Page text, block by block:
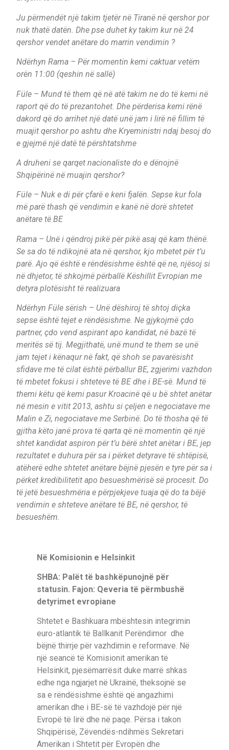
Ju përmendët një takim tjetër në Tiranë në qershor por
nuk thatë datën. Dhe pse duhet ky takim kur në 24
qershor vendet anëtare do marrin vendimin ?
Ndërhyn Rama – Për momentin kemi caktuar vetëm
orën 11:00 (qeshin në sallë)
Füle – Mund të them që në atë takim ne do të kemi në
raport që do të prezantohet. Dhe përderisa kemi rënë
dakord që do arrihet një datë unë jam i lirë në fillim të
muajit qershor po ashtu dhe Kryeministri ndaj besoj do
e gjejmë një datë të përshtatshme
A druheni se qarqet nacionaliste do e dënojnë
Shqipërinë në muajin qershor?
Füle – Nuk e di për çfarë e keni fjalën. Sepse kur fola
më parë thash që vendimin e kanë në dorë shtetet
anëtare të BE
Rama – Unë i qëndroj pikë për pikë asaj që kam thënë.
Se sa do të ndikojnë ata në qershor, kjo mbetet për t’u
parë. Ajo që është e rëndësishme është që ne, njësoj si
në dhjetor, të shkojmë përballë Këshillit Evropian me
detyra plotësisht të realizuara
Ndërhyn Füle sërish – Unë dëshiroj të shtoj diçka
sepse është tejet e rëndësishme. Ne gjykojmë çdo
partner, çdo vend aspirant apo kandidat, në bazë të
meritës së tij. Megjithatë, unë mund te them se unë
jam tejet i kënaqur në fakt, që shoh se pavarësisht
sfidave me të cilat është përballur BE, zgjerimi vazhdon
të mbetet fokusi i shteteve të BE dhe i BE-së. Mund të
themi këtu që kemi pasur Kroacinë që u bë shtet anëtar
në mesin e vitit 2013, ashtu si çeljen e negociatave me
Malin e Zi, negociatave me Serbinë. Do të thosha që të
gjitha këto janë prova të qarta që në momentin që një
shtet kandidat aspiron për t’u bërë shtet anëtar i BE, jep
rezultatet e duhura për sa i përket detyrave të shtëpisë,
atëherë edhe shtetet anëtare bëjnë pjesën e tyre për sa i
përket kredibilitetit apo besueshmërisë së procesit. Do
të jetë besueshmëria e përpjekjeve tuaja që do ta bëjë
vendimin e shteteve anëtare të BE, në qershor, të
besueshëm.
Në Komisionin e Helsinkit
SHBA: Palët të bashkëpunojnë për
statusin. Fajon: Qeveria të përmbushë
detyrimet evropiane
Shtetet e Bashkuara mbështesin integrimin
euro-atlantik të Ballkanit Perëndimor dhe
bëjnë thirrje për vazhdimin e reformave. Në
një seancë të Komisionit amerikan të
Helsinkit, pjesëmarrësit duke marrë shkas
edhe nga ngjarjet në Ukrainë, theksojnë se
sa e rëndësishme është që angazhimi
amerikan dhe i BE-së të vazhdojë për një
Evropë të lirë dhe në paqe. Përsa i takon
Shqipërisë, Zëvendës-ndihmës Sekretari
Amerikan i Shtetit për Evropën dhe